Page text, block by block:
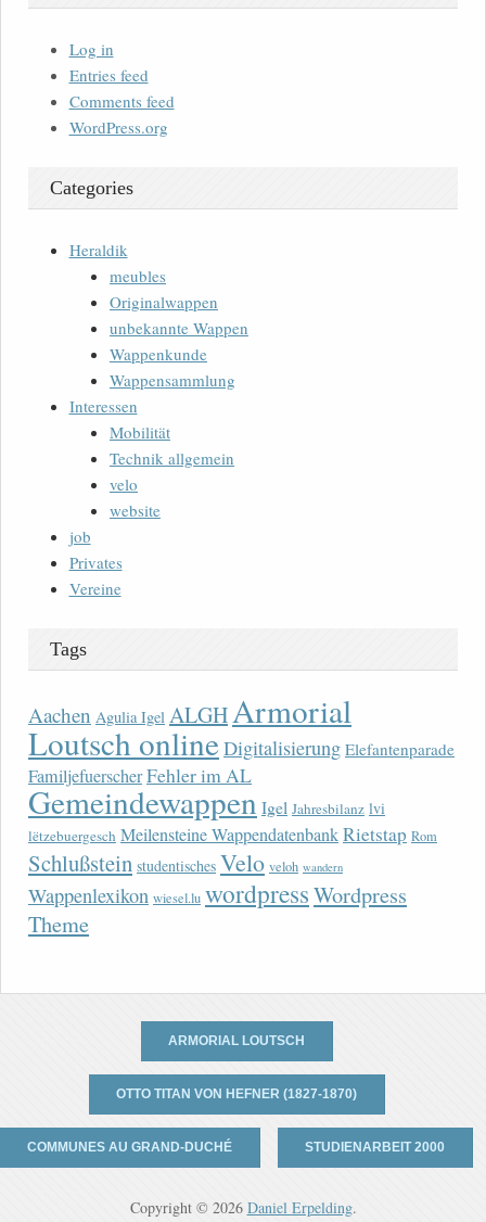
Log in
Entries feed
Comments feed
WordPress.org
Categories
Heraldik
meubles
Originalwappen
unbekannte Wappen
Wappenkunde
Wappensammlung
Interessen
Mobilität
Technik allgemein
velo
website
job
Privates
Vereine
Tags
Aachen Agulia Igel ALGHArmorial
Loutsch onlineDigitalisierung Elefantenparade
FamiljefuerscherFehler im AL
Gemeindewappen Igel Jahresbilanz lvi
lëtzebuergesch Meilensteine WappendatenbankRietstap Rom
Schlußstein studentisches Velo veloh wandern
Wappenlexikon wiesel.lu wordpressWordpress
Theme
ARMORIAL LOUTSCH
OTTO TITAN VON HEFNER (1827-1870)
COMMUNES AU GRAND-DUCHÉ STUDIENARBEIT 2000
Copyright © 2026 Daniel Erpelding.